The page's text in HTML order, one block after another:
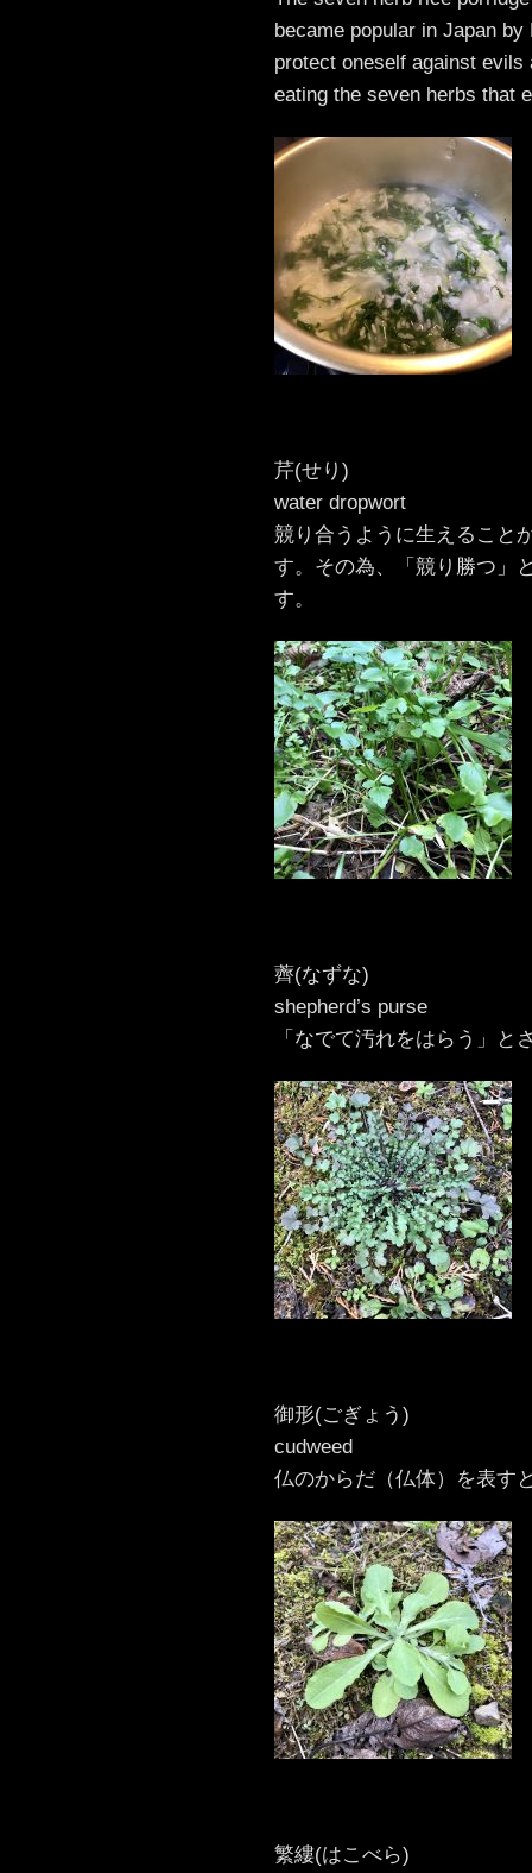
became popular in Japan
protect oneself against
eating the seven herbs that
芹(せり)
water dropwort
競り合うように生えること
す。その為、「競り勝つ」
す。
薺(なずな)
shepherd’s purse
「なでて汚れをはらう」と
御形(ごぎょう)
cudweed
仏のからだ（仏体）を表す
繁縷(はこべら)